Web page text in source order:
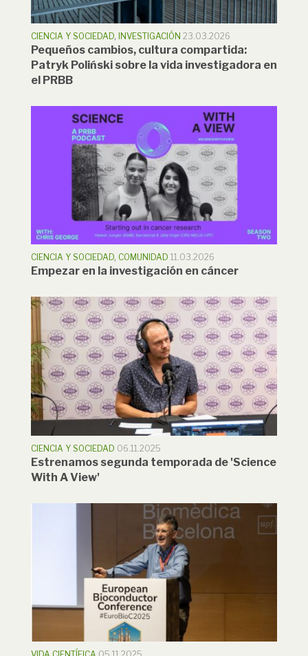
CIENCIA Y SOCIEDAD, INVESTIGACIÓN 23.03.2026
Pequeños cambios, cultura compartida:
Patryk Poliński sobre la vida investigadora en
el PRBB
CIENCIA Y SOCIEDAD, COMUNIDAD 11.03.2026
Empezar en la investigación en cáncer
CIENCIA Y SOCIEDAD 06.11.2025
Estrenamos segunda temporada de 'Science
With A View'